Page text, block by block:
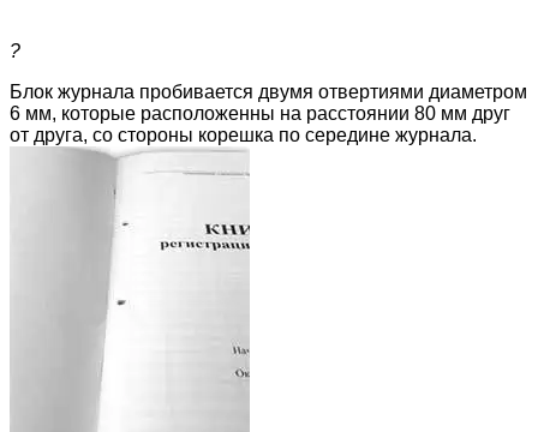
?
Блок журнала пробивается двумя отвертиями диаметром
6 мм, которые расположенны на расстоянии 80 мм друг
от друга, со стороны корешка по середине журнала.